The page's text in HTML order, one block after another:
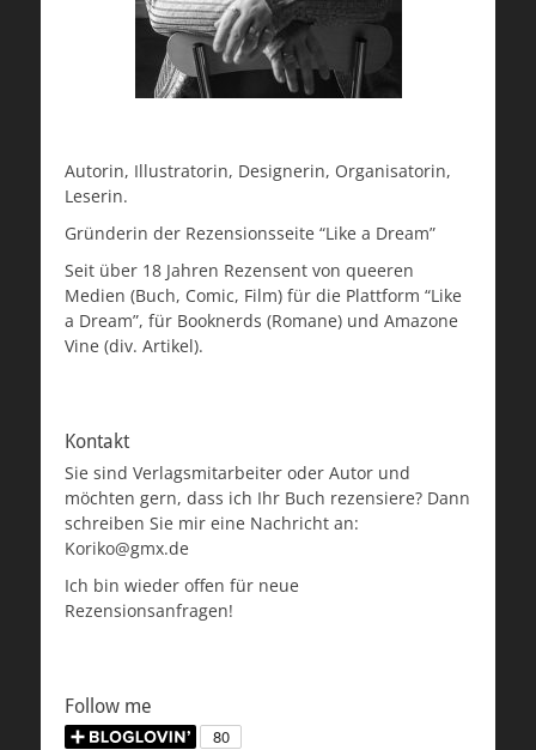
Autorin, Illustratorin, Designerin, Organisatorin,
Leserin.
Gründerin der Rezensionsseite “Like a Dream”
Seit über 18 Jahren Rezensent von queeren
Medien (Buch, Comic, Film) für die Plattform “Like
a Dream”, für Booknerds (Romane) und Amazone
Vine (div. Artikel).
Kontakt
Sie sind Verlagsmitarbeiter oder Autor und
möchten gern, dass ich Ihr Buch rezensiere? Dann
schreiben Sie mir eine Nachricht an:
Koriko@gmx.de
Ich bin wieder offen für neue
Rezensionsanfragen!
Follow me